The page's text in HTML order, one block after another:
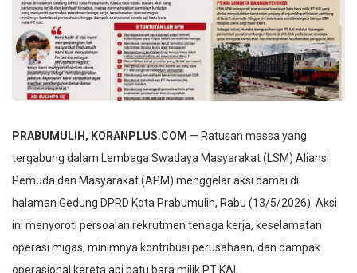
PRABUMULIH, KORANPLUS.COM — Ratusan massa yang
tergabung dalam Lembaga Swadaya Masyarakat (LSM) Aliansi
Pemuda dan Masyarakat (APM) menggelar aksi damai di
halaman Gedung DPRD Kota Prabumulih, Rabu (13/5/2026). Aksi
ini menyoroti persoalan rekrutmen tenaga kerja, keselamatan
operasi migas, minimnya kontribusi perusahaan, dan dampak
operasional kereta api batu bara milik PT KAI.